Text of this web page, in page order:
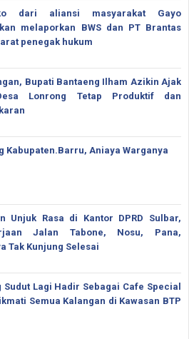
dari aliansi masyarakat Gayo
melaporkan BWS dan PT Brantas
penegak hukum
Bupati Bantaeng Ilham Azikin Ajak
Lonrong Tetap Produktif dan
Kabupaten.Barru, Aniaya Warganya
Unjuk Rasa di Kantor DPRD Sulbar,
Jalan Tabone, Nosu, Pana,
Tak Kunjung Selesai
Sudut Lagi Hadir Sebagai Cafe Special
Semua Kalangan di Kawasan BTP